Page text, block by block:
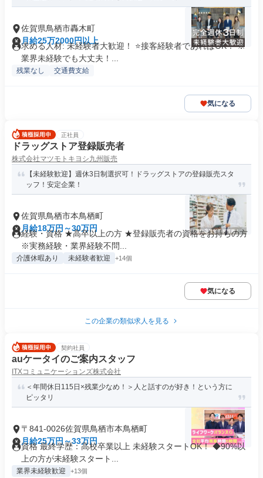
佐賀県鳥栖市轟木町
月給25万2000円以上
求める人材: 未経験者大歓迎！ ⭐接客経験者であればOK！ ※
業界未経験でも大丈夫！...
残業なし 交通費支給
気になる
正社員
ドラッグストア登録販売者
株式会社マツモトキヨシ九州販売
【未経験歓迎】週休3日制選択可！ドラッグストアの登録販売スタ
ッフ！安定企業！
佐賀県鳥栖市本鳥栖町
月給18万円～30万円
経験・資格 ★高卒以上の方 ★登録販売者の資格をお持ちの方
※実務経験・業界経験不問...
介護休暇あり 未経験者歓迎 +14個
気になる
この企業の類似求人を見る
契約社員
auケータイのご案内スタッフ
ITXコミュニケーションズ株式会社
＜年間休日115日×残業少なめ！＞人と話すのが好き！という方に
ピッタリ
〒841-0026佐賀県鳥栖市本鳥栖町
月給25万円～33万円
資格 最終学歴：高校卒業以上 未経験スタートOK！ ◆90%以
上の方が未経験スタート...
業界未経験歓迎 +13個